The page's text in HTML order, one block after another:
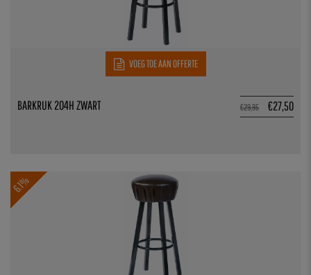
VOEG TOE AAN OFFERTE
€29,95 €27,50
BARKRUK 204H ZWART
6.1%